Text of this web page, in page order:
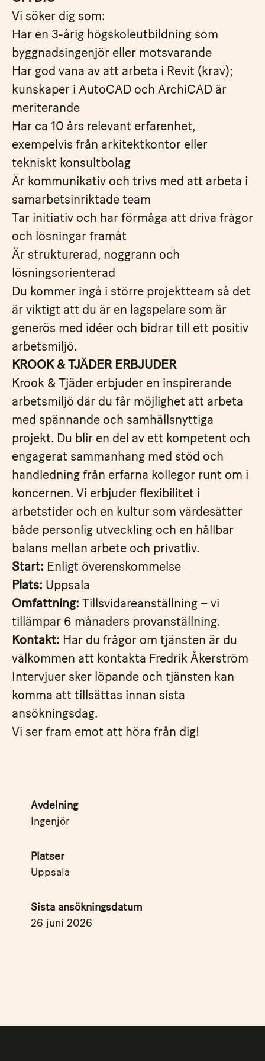
Vi söker dig som:
Har en 3-årig högskoleutbildning som
byggnadsingenjör eller motsvarande
Har god vana av att arbeta i Revit (krav);
kunskaper i AutoCAD och ArchiCAD är
meriterande
Har ca 10 års relevant erfarenhet,
exempelvis från arkitektkontor eller
tekniskt konsultbolag
Är kommunikativ och trivs med att arbeta i
samarbetsinriktade team
Tar initiativ och har förmåga att driva frågor
och lösningar framåt
Är strukturerad, noggrann och
lösningsorienterad
Du kommer ingå i större projektteam så det
är viktigt att du är en lagspelare som är
generös med idéer och bidrar till ett positiv
arbetsmiljö.
KROOK & TJÄDER ERBJUDER
Krook & Tjäder erbjuder en inspirerande
arbetsmiljö där du får möjlighet att arbeta
med spännande och samhällsnyttiga
projekt. Du blir en del av ett kompetent och
engagerat sammanhang med stöd och
handledning från erfarna kollegor runt om i
koncernen. Vi erbjuder flexibilitet i
arbetstider och en kultur som värdesätter
både personlig utveckling och en hållbar
balans mellan arbete och privatliv.
Start: Enligt överenskommelse
Plats: Uppsala
Omfattning: Tillsvidareanställning – vi
tillämpar 6 månaders provanställning.
Kontakt: Har du frågor om tjänsten är du
välkommen att kontakta Fredrik Åkerström
Intervjuer sker löpande och tjänsten kan
komma att tillsättas innan sista
ansökningsdag.
Vi ser fram emot att höra från dig!
Avdelning
Ingenjör
Platser
Uppsala
Sista ansökningsdatum
26 juni 2026